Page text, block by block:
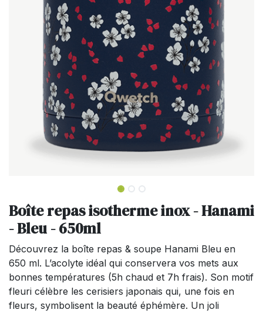
Boîte repas isotherme inox - Hanami
- Bleu - 650ml
Découvrez la boîte repas & soupe Hanami Bleu en
650 ml. L’acolyte idéal qui conservera vos mets aux
bonnes températures (5h chaud et 7h frais). Son motif
fleuri célèbre les cerisiers japonais qui, une fois en
fleurs, symbolisent la beauté éphémère. Un joli